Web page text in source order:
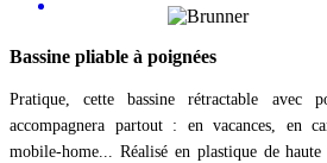
Bassine pliable à poignées
Pratique, cette bassine rétractable avec
accompagnera partout : en vacances, en
mobile-home... Réalisé en plastique de